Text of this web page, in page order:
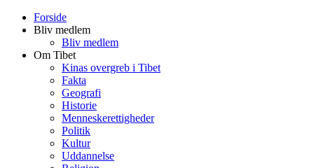
Forside
Bliv medlem
Bliv medlem
Om Tibet
Kinas overgreb i Tibet
Fakta
Geografi
Historie
Menneskerettigheder
Politik
Kultur
Uddannelse